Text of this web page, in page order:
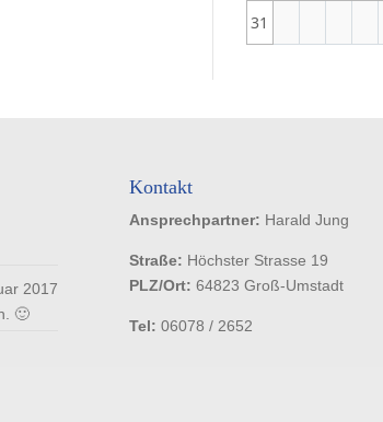
31
2017
🙂
Kontakt
Ansprechpartner: Harald Jung
Straße: Höchster Strasse 19
PLZ/Ort: 64823 Groß-Umstadt
Tel: 06078 / 2652